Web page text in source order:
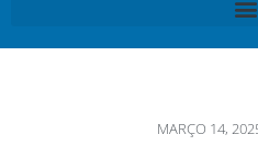
MARÇO 14,